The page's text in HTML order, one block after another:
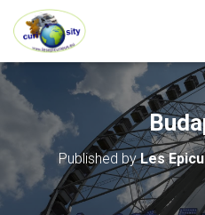
Published byLes